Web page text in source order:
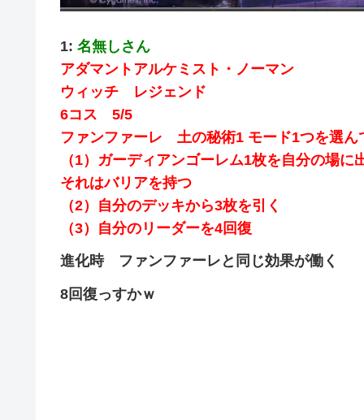
1: 名無しさん
アダマントアルケミスト・ノーマン
ウィッチ レジェンド
6コス 5/5
ファンファーレ 土の秘術1 モード1つを選ん
（1）ガーディアンゴーレム1枚を自分の場に
それはバリアを持つ
（2）自分のデッキから3枚を引く
（3）自分のリーダーを4回復
進化時 ファンファーレと同じ効果が働く
8回復っすかｗ